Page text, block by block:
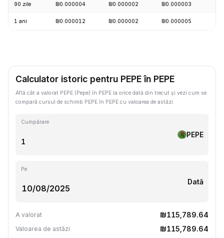
90 zile ₪0.000004 ₪0.000002 ₪0.000003
1 ani ₪0.000012 ₪0.000002 ₪0.000005
Calculator istoric pentru PEPE în PEPE
Află cât a valorat PEPE (Pepe) în PEPE la orice dată din trecut și vezi cum se
compară cursul de schimb PEPE în PEPE cu valoarea de astăzi.
Cumpărare
PEPE
Pe
Dată
A valorat ₪115,789.64
Valoarea de astăzi ₪115,789.64